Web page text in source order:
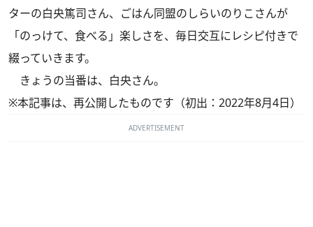
ターの白央篤司さん、ごはん同盟のしらいのりこさんが
「のっけて、食べる」楽しさを、毎日交互にレシピ付きで
綴っていきます。
きょうの当番は、白央さん。
※本記事は、再公開したものです（初出：2022年8月4日）
ADVERTISEMENT